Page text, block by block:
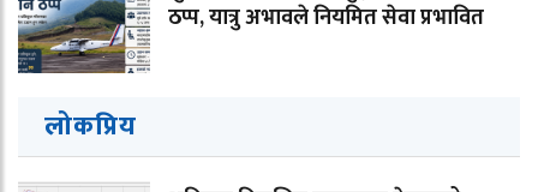
ठप्प, यात्रु अभावले नियमित सेवा प्रभावित
लोकप्रिय